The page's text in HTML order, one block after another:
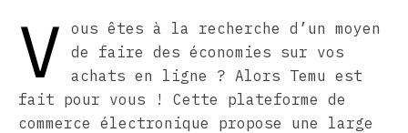
V
ous êtes à la recherche d’un moyen
de faire des économies sur vos
achats en ligne ? Alors Temu est
fait pour vous ! Cette plateforme de
commerce électronique propose une large